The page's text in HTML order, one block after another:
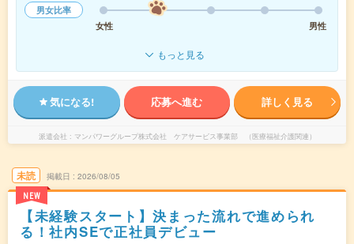
男女比率
女性
男性
もっと見る
気になる! 応募へ進む 詳しく見る
派遣会社 マンパワーグループ株式会社 ケアサービス事業部 （医療福祉介護関連）
未読
NEW
掲載日 2026/08/05
【未経験スタート】決まった流れで進められ
る！社内SEで正社員デビュー